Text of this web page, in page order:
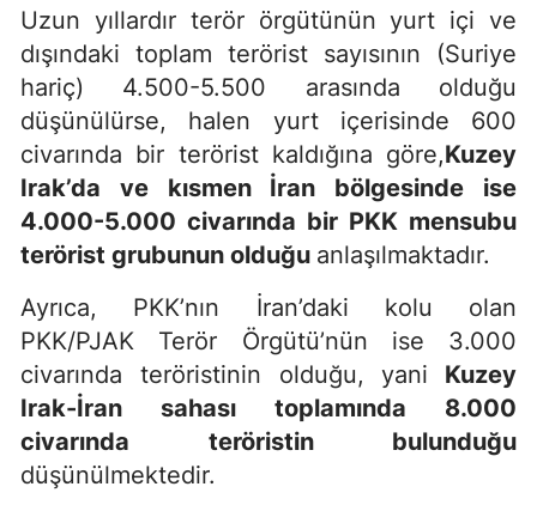
Uzun yıllardır terör örgütünün yurt içi ve
dışındaki toplam terörist sayısının (Suriye
hariç) 4.500-5.500 arasında olduğu
düşünülürse, halen yurt içerisinde 600
civarında bir terörist kaldığına göre,Kuzey
Irak’da ve kısmen İran bölgesinde ise
4.000-5.000 civarında bir PKK mensubu
terörist grubunun olduğu anlaşılmaktadır.
Ayrıca, PKK’nın İran’daki kolu olan
PKK/PJAK Terör Örgütü’nün ise 3.000
civarında teröristinin olduğu, yani Kuzey
Irak-İran sahası toplamında 8.000
civarında teröristin bulunduğu
düşünülmektedir.